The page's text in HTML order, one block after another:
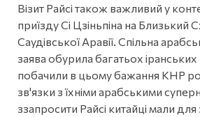
Візит Райсі також важливий у
приїзду Сі Цзіньпіна на Близький
Саудівської Аравії. Спільна
заява обурила багатьох іранських
побачили в цьому бажання КНР
зв'язки з їхніми арабськими
ззапросити Райсі китайці мали